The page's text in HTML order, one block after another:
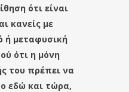
ότι είναι
κανείς με
ή μεταφυσική
ότι η μόνη
του πρέπει να
εδώ και τώρα,